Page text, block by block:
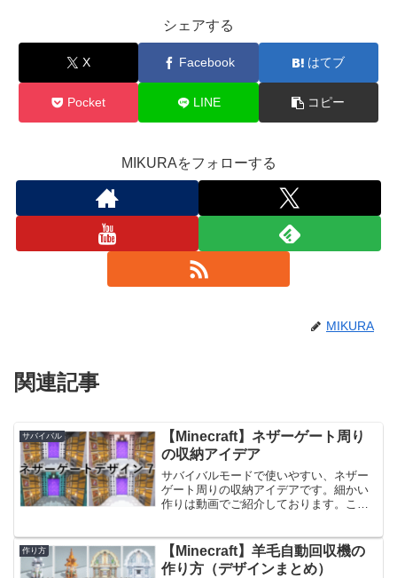
シェアする
X Facebook はてブ
Pocket LINE コピー
MIKURAをフォローする
MIKURA
関連記事
サバイバル
【Minecraft】ネザーゲート周り
の収納アイデア
サバイバルモードで使いやすい、ネザー
ゲート周りの収納アイデアです。細かい
作りは動画でご紹介しております。こち
なれば嬉しいです。Youtubeでも動画にて
作り方をご紹介し...
作り方
【Minecraft】羊毛自動回収機の
作り方（デザインまとめ）